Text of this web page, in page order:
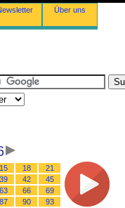
Über uns
15 18
21
39 42
45
63 66
69
87 90 93